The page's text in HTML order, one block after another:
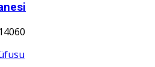
14060